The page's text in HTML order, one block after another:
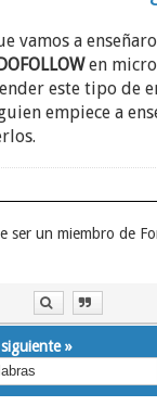
vamos a
en
este tipo de
empiece a
ser un miembro de
»